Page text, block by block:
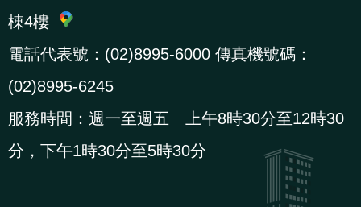
棟4樓
電話代表號：(02)8995-6000 傳真機號碼：
(02)8995-6245
服務時間：週一至週五 上午8時30分至12時30
分，下午1時30分至5時30分